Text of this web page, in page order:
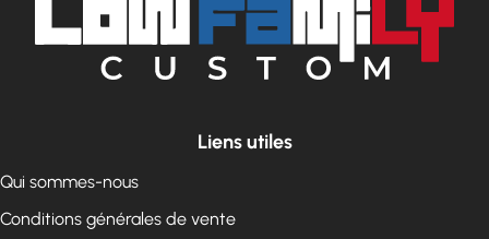
Liens utiles
Qui sommes-nous
Conditions générales de vente